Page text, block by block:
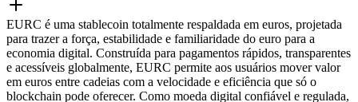
EURC é uma stablecoin totalmente respaldada em euros, projetada
para trazer a força, estabilidade e familiaridade do euro para a
economia digital. Construída para pagamentos rápidos, transparentes
e acessíveis globalmente, EURC permite aos usuários mover valor
em euros entre cadeias com a velocidade e eficiência que só o
blockchain pode oferecer. Como moeda digital confiável e regulada,